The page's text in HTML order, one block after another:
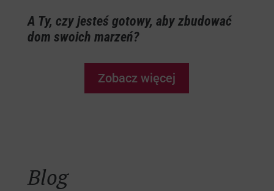
A Ty, czy jesteś gotowy, aby zbudować
dom swoich marzeń?
Zobacz więcej
Blog